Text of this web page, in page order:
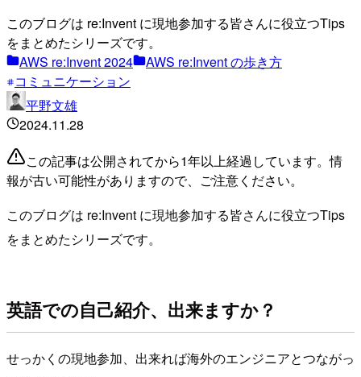
このブログは re:Invent に現地参加する皆さんに役立つTips
をまとめたシリーズです。
AWS re:Invent 2024
AWS re:Invent の歩き方
コミュニケーション
平野文雄
2024.11.28
この記事は公開されてから1年以上経過しています。情
報が古い可能性がありますので、ご注意ください。
このブログは re:Invent に現地参加する皆さんに役立つTips
をまとめたシリーズです。
英語での自己紹介、出来ますか？
せっかくの現地参加、出来れば海外のエンジニアとつながっ